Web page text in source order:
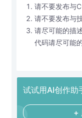
请不要发布与
请不要发布与
请尽可能的描
代码请尽可能
试试用AI创作助
+